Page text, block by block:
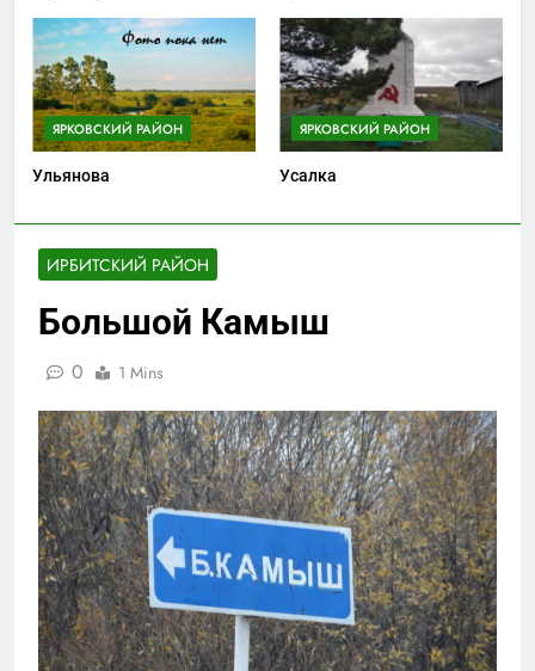
ИРБИТСКИЙ РАЙОН
Большой Камыш
0 1 Mins
ЯРКОВСКИЙ РАЙОН
Ульянова
ЯРКОВСКИЙ РАЙОН
Усалка